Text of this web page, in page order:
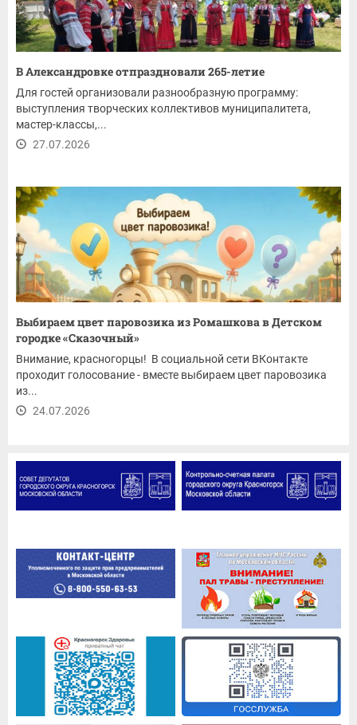
В Александровке отпраздновали 265-летие
Для гостей организовали разнообразную программу:
выступления творческих коллективов муниципалитета,
мастер-классы,...
27.07.2026
Выбираем цвет паровозика из Ромашкова в Детском
городке «Сказочный»
Внимание, красногорцы! В социальной сети ВКонтакте
проходит голосование - вместе выбираем цвет паровозика
из...
24.07.2026